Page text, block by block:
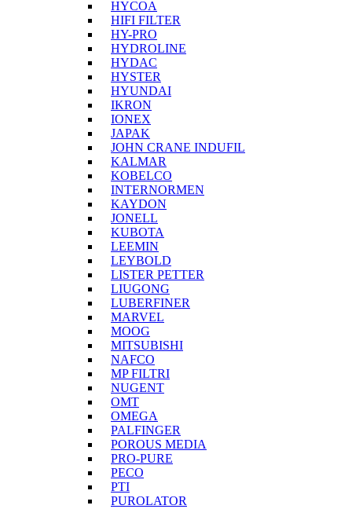
HYCOA
HIFI FILTER
HY-PRO
HYDROLINE
HYDAC
HYSTER
HYUNDAI
IKRON
IONEX
JAPAK
JOHN CRANE INDUFIL
KALMAR
KOBELCO
INTERNORMEN
KAYDON
JONELL
KUBOTA
LEEMIN
LEYBOLD
LISTER PETTER
LIUGONG
LUBERFINER
MARVEL
MOOG
MITSUBISHI
NAFCO
MP FILTRI
NUGENT
OMT
OMEGA
PALFINGER
POROUS MEDIA
PRO-PURE
PECO
PTI
PUROLATOR